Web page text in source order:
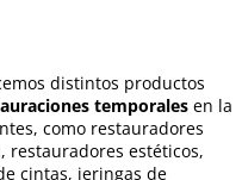
distintos productos
temporales en la
como restauradores
restauradores estéticos,
cintas, jeringas de